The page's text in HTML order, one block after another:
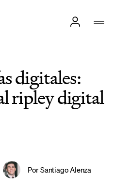
digitales:
ripley digital
PorSantiago Alenza